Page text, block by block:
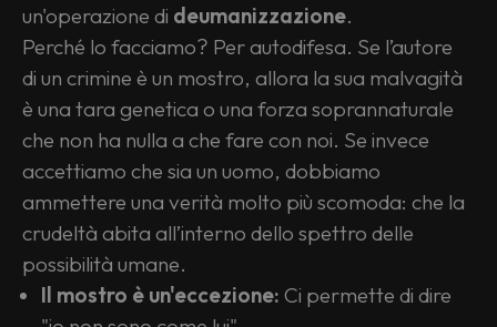
un'operazione di deumanizzazione.
Perché lo facciamo? Per autodifesa. Se l’autore
di un crimine è un mostro, allora la sua malvagità
è una tara genetica o una forza soprannaturale
che non ha nulla a che fare con noi. Se invece
accettiamo che sia un uomo, dobbiamo
ammettere una verità molto più scomoda: che la
crudeltà abita all’interno dello spettro delle
possibilità umane.
Il mostro è un'eccezione: Ci permette di dire